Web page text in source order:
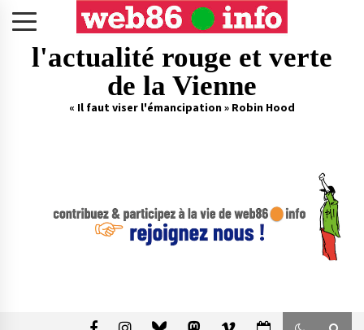
l'actualité rouge et verte
de la Vienne
« Il faut viser l'émancipation » Robin Hood